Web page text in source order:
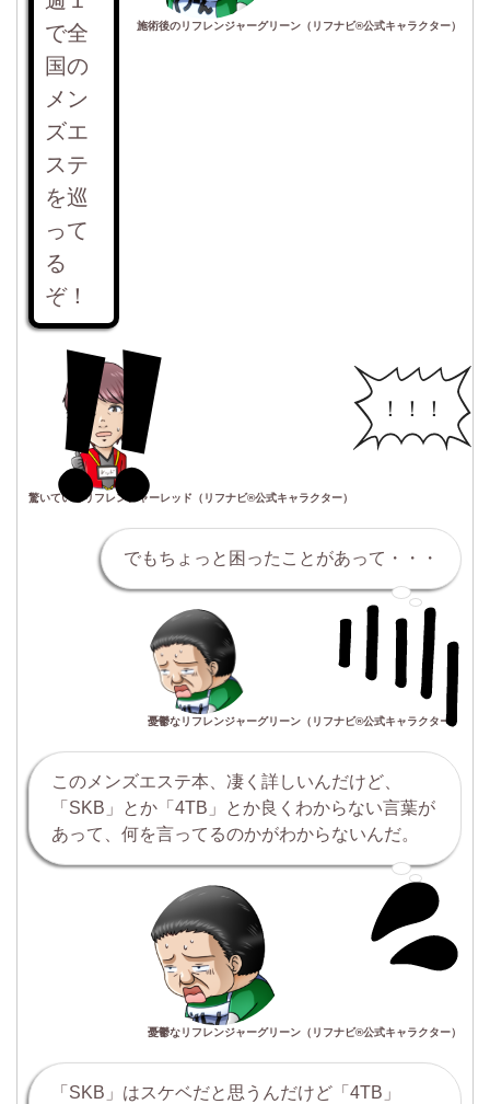
で全
国の
メン
ズエ
ステ
を巡
って
る
ぞ！
施術後のリフレンジャーグリーン（リフナビ®公式キャラクター）
驚いているリフレンジャーレッド（リフナビ®公式キャラクター）
！！！
でもちょっと困ったことがあって・・・
憂鬱なリフレンジャーグリーン（リフナビ®公式キャラクター）
このメンズエステ本、凄く詳しいんだけど、
「SKB」とか「4TB」とか良くわからない言葉が
あって、何を言ってるのかがわからないんだ。
憂鬱なリフレンジャーグリーン（リフナビ®公式キャラクター）
「 SKB 」はスケベだと思うんだけど「 4TB 」